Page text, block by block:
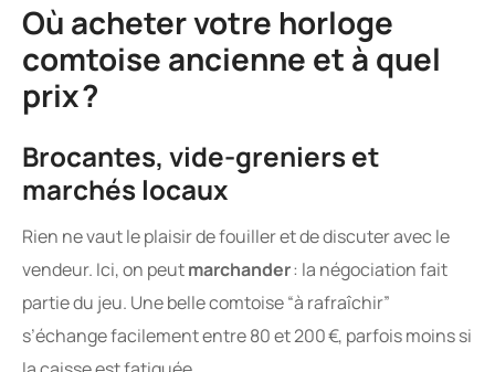
Où acheter votre horloge
comtoise ancienne et à quel
prix ?
Brocantes, vide-greniers et
marchés locaux
Rien ne vaut le plaisir de fouiller et de discuter avec le
vendeur. Ici, on peutmarchander: la négociation fait
partie du jeu. Une belle comtoise “à rafraîchir”
s’échange facilement entre 80 et 200 €, parfois moins si